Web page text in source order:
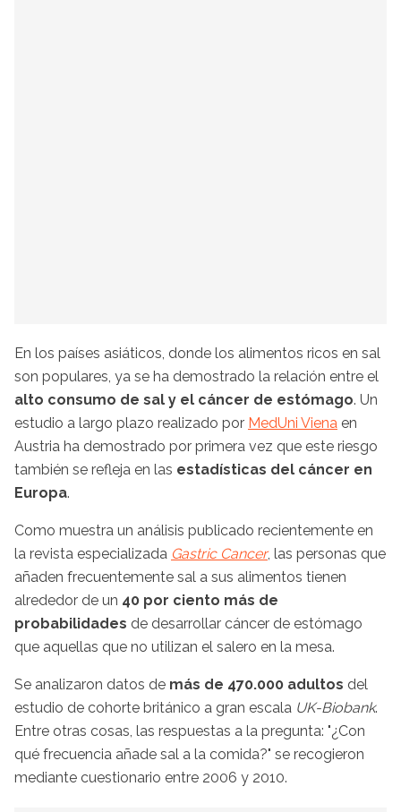
En los países asiáticos, donde los alimentos ricos en sal
son populares, ya se ha demostrado la relación entre el
alto consumo de sal y el cáncer de estómago. Un
estudio a largo plazo realizado por MedUni Viena en
Austria ha demostrado por primera vez que este riesgo
también se refleja en las estadísticas del cáncer en
Europa.
Como muestra un análisis publicado recientemente en
la revista especializada Gastric Cancer, las personas que
añaden frecuentemente sal a sus alimentos tienen
alrededor de un 40 por ciento más de
probabilidades de desarrollar cáncer de estómago
que aquellas que no utilizan el salero en la mesa.
Se analizaron datos de más de 470.000 adultos del
estudio de cohorte británico a gran escala UK-Biobank.
Entre otras cosas, las respuestas a la pregunta: "¿Con
qué frecuencia añade sal a la comida?" se recogieron
mediante cuestionario entre 2006 y 2010.